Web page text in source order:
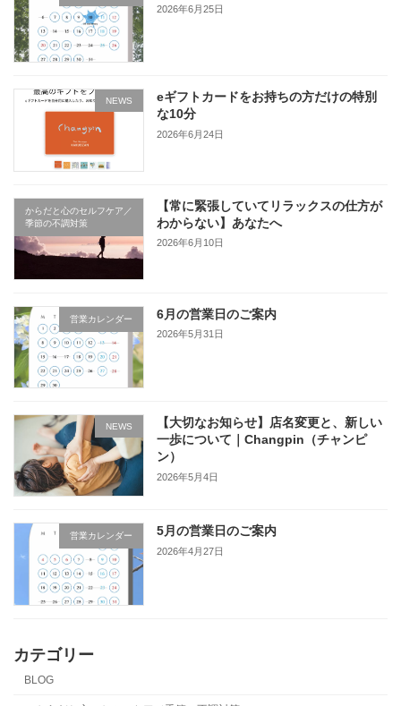
2026年6月25日
NEWS
eギフトカードをお持ちの方だけの特別
な10分
2026年6月24日
からだと心のセルフケア／
季節の不調対策
【常に緊張していてリラックスの仕方が
わからない】あなたへ
2026年6月10日
営業カレンダー 6月の営業日のご案内
2026年5月31日
NEWS
【大切なお知らせ】店名変更と、新しい
一歩について｜Changpin（チャンピ
ン）
2026年5月4日
営業カレンダー 5月の営業日のご案内
2026年4月27日
カテゴリー
BLOG